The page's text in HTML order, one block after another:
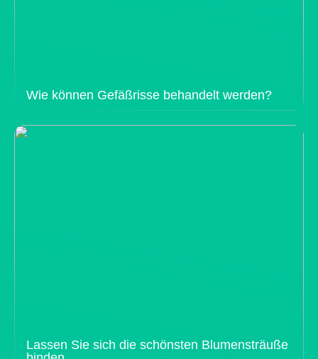
Wie können Gefäßrisse behandelt werden?
Lassen Sie sich die schönsten Blumensträuße